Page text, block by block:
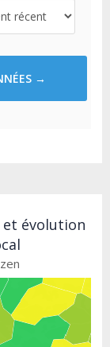
→
et évolution